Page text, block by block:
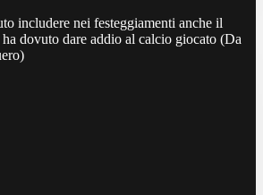
includere nei festeggiamenti anche il
dovuto dare addio al calcio giocato (Da